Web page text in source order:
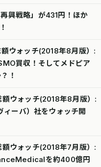
興戦略」が431円！ほか
ウォッチ(2018年8月版）:
買収！そしてメドピア
！
ウォッチ(2018年8月版）:
ーバ）社をウォッチ開
ウォッチ(2018年7月版）:
を約400億円